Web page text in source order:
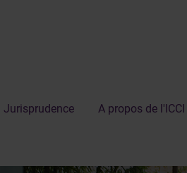
Jurisprudence A propos de l'ICCI